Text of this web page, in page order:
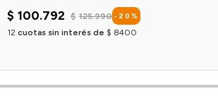
$ 100.792 $ 125.990 - 20 %
12 cuotas sin interés de $ 8400